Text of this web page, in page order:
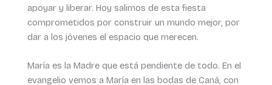
apoyar y liberar. Hoy salimos de esta fiesta
comprometidos por construir un mundo mejor, por
dar a los jóvenes el espacio que merecen.
María es la Madre que está pendiente de todo. En el
evangelio vemos a María en las bodas de Caná, con